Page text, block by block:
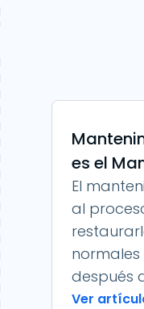
es el
El
al
después
Ver